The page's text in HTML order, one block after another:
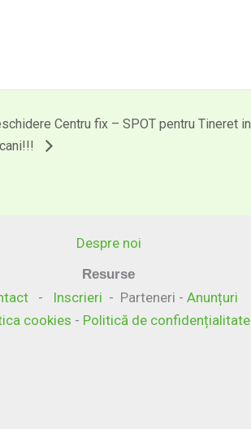
Centru fix – SPOT pentru Tineret in
Despre noi
Resurse
- Inscrieri - Parteneri - Anunțuri
cookies - Politică de confidențialitate